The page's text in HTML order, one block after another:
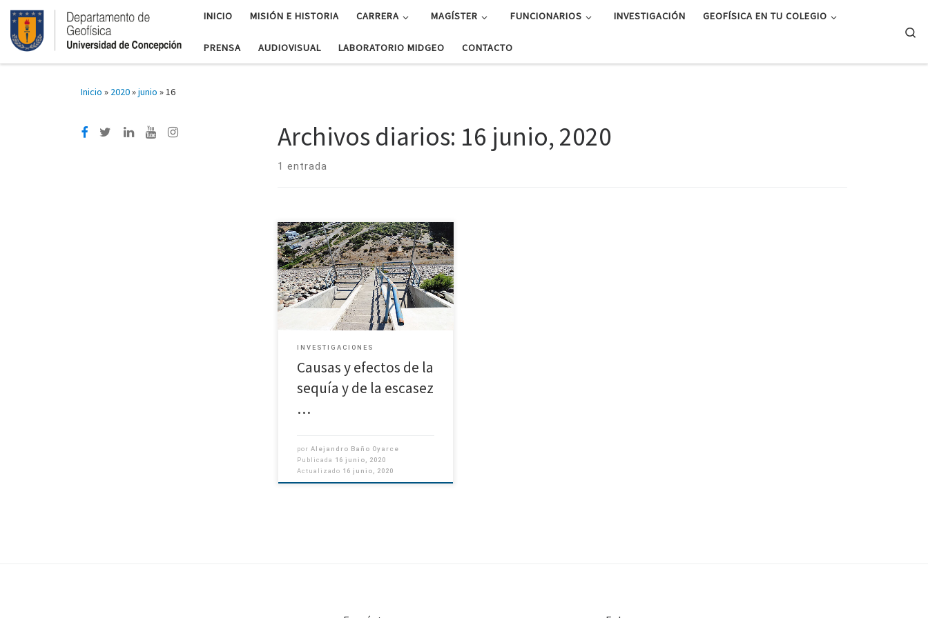
INICIO MISIÓN E HISTORIA CARRERA MAGÍSTER FUNCIONARIOS INVESTIGACIÓN GEOFÍSICA EN TU COLEGIO
PRENSA AUDIOVISUAL LABORATORIO MIDGEO CONTACTO
Inicio » 2020»junio » 16
Archivos diarios: 16 junio, 2020
1 entrada
Dr. Rodrigo Abarca del Río, de
Geofísica UdeC, explica la situación
hídrica actual y próxima en el mundo,
y propone cambios drásticos en la
gestión del agua, en los estilos […]
INVESTIGACIONES
Causas y efectos de la
sequía y de la escasez
…
porAlejandro Baño Oyarce
Publicada 16 junio, 2020
Actualizado 16 junio, 2020